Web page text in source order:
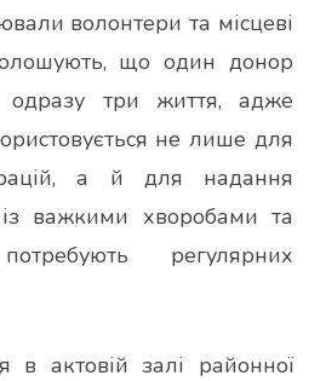
волонтери та місцеві
що один донор
одразу три життя, адже
не лише для
а й для надання
важкими хворобами та
регулярних
в актовій залі районної